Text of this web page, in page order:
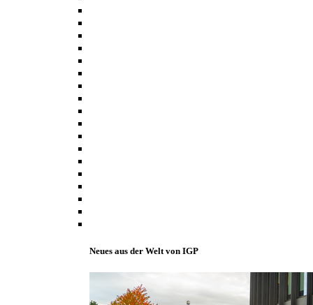
Neues aus der Welt von IGP